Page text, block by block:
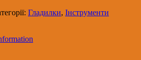
Гладилки, Інструменти